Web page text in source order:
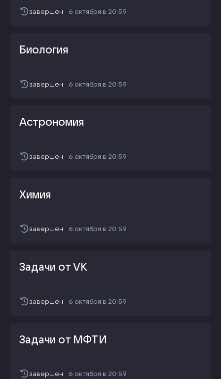
завершен 6 октября в 20:59
Биология
завершен 6 октября в 20:59
Астрономия
завершен 6 октября в 20:59
Химия
завершен 6 октября в 20:59
Задачи от VK
завершен 6 октября в 20:59
Задачи от МФТИ
завершен 6 октября в 20:59